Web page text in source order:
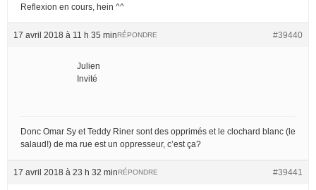
Reflexion en cours, hein ^^
17 avril 2018 à 11 h 35 min #39440
RÉPONDRE
Julien
Invité
Donc Omar Sy et Teddy Riner sont des opprimés et le clochard blanc (le
salaud!) de ma rue est un oppresseur, c’est ça?
17 avril 2018 à 23 h 32 min #39441
RÉPONDRE